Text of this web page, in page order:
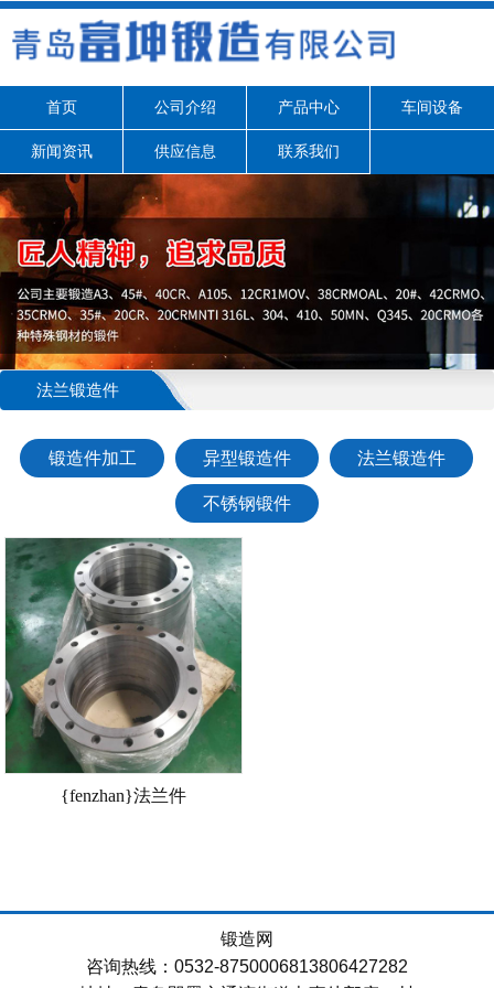
首页 公司介绍 产品中心 车间设备
新闻资讯 供应信息 联系我们
法兰锻造件
锻造件加工 异型锻造件 法兰锻造件
不锈钢锻件
{fenzhan}法兰件
锻造网
咨询热线：0532-8750006813806427282